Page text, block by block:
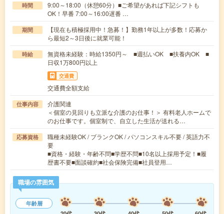
時間
9:00～18:00（休憩60分）■ご希望があれば下記シフトも
OK！早番 7:00～16:00遅番 …
期間
【現在も積極採用中！急募！】勤務1年以上が多数！応募か
ら最短2～3日後に就業可能！
時給
無資格未経験：時給1350円～ ■週払いOK ■扶養内OK ■
日収1万800円以上
交通費
交通費全額支給
仕事内容
介護関連
＜個室の見回りも立派な介護のお仕事！＞ 有料老人ホームで
のお仕事です。個室制で、自立した生活が送れる…
応募資格
職種未経験OK / ブランクOK / パソコンスキル不要 / 英語力不
要
■資格・経験・年齢不問■学歴不問■10名以上採用予定！■履
歴書不要■面談確約■社会保険完備■社員登用…
職場の雰囲気
年齢層